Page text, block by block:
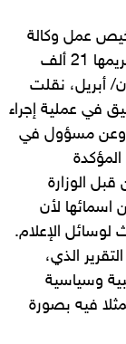
عمل وكالة
الأنباء الدولية « رويترز»، لمدة ثلاثة أشهر وتغريمها 21 ألف
أبريل، نقلت
في عملية إجراء
وعن مسؤول في
الوزارة
لأن
الإعلام.
صحة التقرير الذي،
وسياسية
فيه بصورة